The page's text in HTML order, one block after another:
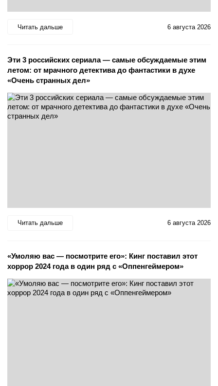
Читать дальше 6 августа 2026
Эти 3 российских сериала — самые обсуждаемые этим
летом: от мрачного детектива до фантастики в духе
«Очень странных дел»
Читать дальше 6 августа 2026
«Умоляю вас — посмотрите его»: Кинг поставил этот
хоррор 2024 года в один ряд с «Оппенгеймером»